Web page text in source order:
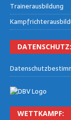
Trai­ner­aus­bil­dung
DATEN­SCHUTZ:
WETT­KAMPF: